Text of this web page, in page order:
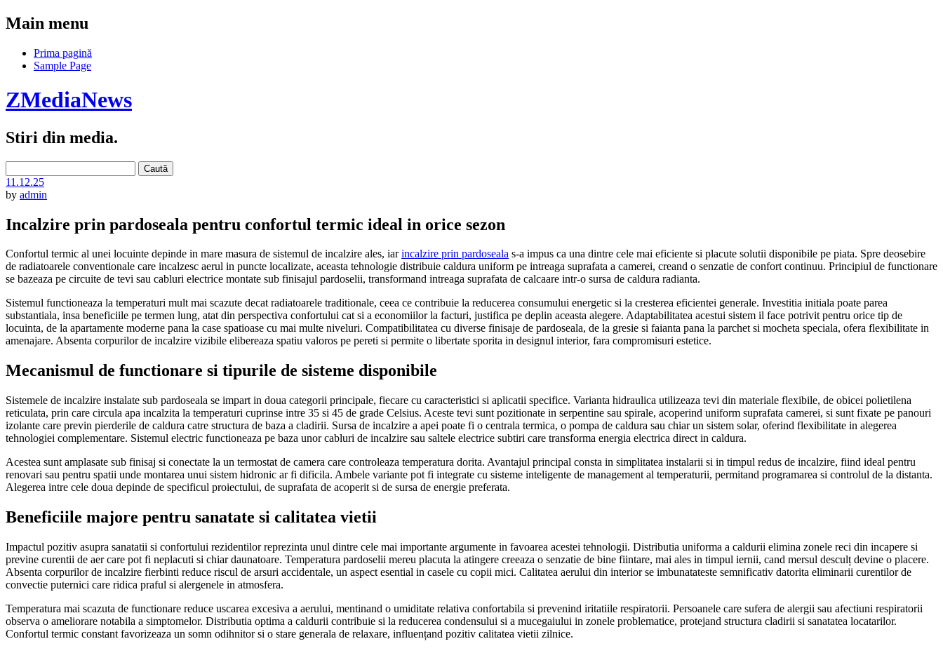
Main menu
Skip
Prima pagină
Sample Page
ZMediaNews
Stiri din media.
după:
11.12.25
by admin
Incalzire prin pardoseala pentru confortul termic ideal in orice sezon
Confortul termic al unei locuinte depinde in mare masura de sistemul de incalzire ales, iarincalzire prin pardoseala s-a impus ca una dintre cele mai eficiente si placute solutii disponibile pe piata. Spre deosebire
de radiatoarele conventionale care incalzesc aerul in puncte localizate, aceasta tehnologie distribuie caldura uniform pe intreaga suprafata a camerei, creand o senzatie de confort continuu. Principiul de functionare
se bazeaza pe circuite de tevi sau cabluri electrice montate sub finisajul pardoselii, transformand intreaga suprafata de calcaare intr-o sursa de caldura radianta.
Sistemul functioneaza la temperaturi mult mai scazute decat radiatoarele traditionale, ceea ce contribuie la reducerea consumului energetic si la cresterea eficientei generale. Investitia initiala poate parea
substantiala, insa beneficiile pe termen lung, atat din perspectiva confortului cat si a economiilor la facturi, justifica pe deplin aceasta alegere. Adaptabilitatea acestui sistem il face potrivit pentru orice tip de
locuinta, de la apartamente moderne pana la case spatioase cu mai multe niveluri. Compatibilitatea cu diverse finisaje de pardoseala, de la gresie si faianta pana la parchet si mocheta speciala, ofera flexibilitate in
amenajare. Absenta corpurilor de incalzire vizibile elibereaza spatiu valoros pe pereti si permite o libertate sporita in designul interior, fara compromisuri estetice.
Mecanismul de functionare si tipurile de sisteme disponibile
Sistemele de incalzire instalate sub pardoseala se impart in doua categorii principale, fiecare cu caracteristici si aplicatii specifice. Varianta hidraulica utilizeaza tevi din materiale flexibile, de obicei polietilena
reticulata, prin care circula apa incalzita la temperaturi cuprinse intre 35 si 45 de grade Celsius. Aceste tevi sunt pozitionate in serpentine sau spirale, acoperind uniform suprafata camerei, si sunt fixate pe panouri
izolante care previn pierderile de caldura catre structura de baza a cladirii. Sursa de incalzire a apei poate fi o centrala termica, o pompa de caldura sau chiar un sistem solar, oferind flexibilitate in alegerea
tehnologiei complementare. Sistemul electric functioneaza pe baza unor cabluri de incalzire sau saltele electrice subtiri care transforma energia electrica direct in caldura.
Acestea sunt amplasate sub finisaj si conectate la un termostat de camera care controleaza temperatura dorita. Avantajul principal consta in simplitatea instalarii si in timpul redus de incalzire, fiind ideal pentru
renovari sau pentru spatii unde montarea unui sistem hidronic ar fi dificila. Ambele variante pot fi integrate cu sisteme inteligente de management al temperaturii, permitand programarea si controlul de la distanta.
Alegerea intre cele doua depinde de specificul proiectului, de suprafata de acoperit si de sursa de energie preferata.
Beneficiile majore pentru sanatate si calitatea vietii
Impactul pozitiv asupra sanatatii si confortului rezidentilor reprezinta unul dintre cele mai importante argumente in favoarea acestei tehnologii. Distributia uniforma a caldurii elimina zonele reci din incapere si
previne curentii de aer care pot fi neplacuti si chiar daunatoare. Temperatura pardoselii mereu placuta la atingere creeaza o senzatie de bine fiintare, mai ales in timpul iernii, cand mersul desculț devine o placere.
Absenta corpurilor de incalzire fierbinti reduce riscul de arsuri accidentale, un aspect esential in casele cu copii mici. Calitatea aerului din interior se imbunatateste semnificativ datorita eliminarii curentilor de
convectie puternici care ridica praful si alergenele in atmosfera.
Temperatura mai scazuta de functionare reduce uscarea excesiva a aerului, mentinand o umiditate relativa confortabila si prevenind iritatiile respiratorii. Persoanele care sufera de alergii sau afectiuni respiratorii
observa o ameliorare notabila a simptomelor. Distributia optima a caldurii contribuie si la reducerea condensului si a mucegaiului in zonele problematice, protejand structura cladirii si sanatatea locatarilor.
Confortul termic constant favorizeaza un somn odihnitor si o stare generala de relaxare, influențand pozitiv calitatea vietii zilnice.